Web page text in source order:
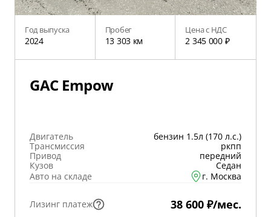
Год выпуска
2024
Пробег
13 303 км
Цена с НДС
2 345 000 ₽
GAC Empow
Двигатель
бензин 1.5л (170 л.с.)
Трансмиссия
ркпп
Привод
передний
Кузов
Седан
Авто на складе
г. Москва
Лизинг платеж 38 600 ₽/мес.